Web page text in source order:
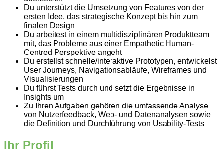
Du unterstützt die Umsetzung von Features von der
ersten Idee, das strategische Konzept bis hin zum
finalen Design
Du arbeitest in einem multidisziplinären Produktteam
mit, das Probleme aus einer Empathetic Human-
Centred Perspektive angeht
Du erstellst schnelle/interaktive Prototypen, entwickelst
User Journeys, Navigationsabläufe, Wireframes und
Visualisierungen
Du führst Tests durch und setzt die Ergebnisse in
Insights um
Zu Ihren Aufgaben gehören die umfassende Analyse
von Nutzerfeedback, Web- und Datenanalysen sowie
die Definition und Durchführung von Usability-Tests
Ihr Profil